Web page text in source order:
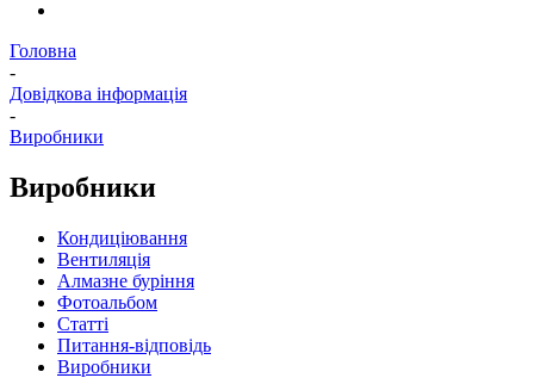
Головна
-
Довідкова інформація
-
Виробники
Виробники
Кондиціювання
Вентиляція
Алмазне буріння
Фотоальбом
Статті
Питання-відповідь
Виробники